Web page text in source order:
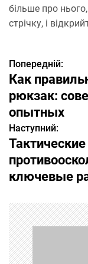
більше про
стрічку, і
Н
а
в
і
г
ц
і
Попередній:
Как
рюкзак:
опытных
Наступний:
ключевые